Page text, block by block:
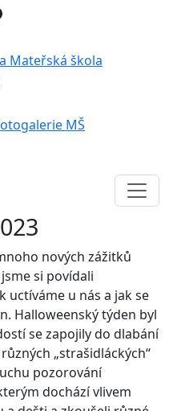
Mateřská škola
MŠ
nových zážitků
si povídali
uctíváme u nás a jak se
Halloweenský týden byl
se zapojily do dlabání
„strašidláckých“
pozorování
dochází vlivem